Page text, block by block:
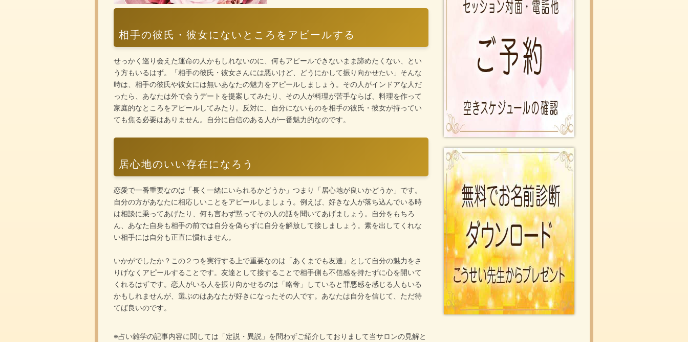
相手の彼氏・彼女にないところをアピールする
せっかく巡り会えた運命の人かもしれないのに、何もアピールできないまま諦めたくない、とい
う方もいるはず。「相手の彼氏・彼女さんには悪いけど、どうにかして振り向かせたい」そんな
時は、相手の彼氏や彼女には無いあなたの魅力をアピールしましょう。その人がインドアな人だ
ったら、あなたは外で会うデートを提案してみたり、その人が料理が苦手ならば、料理を作って
家庭的なところをアピールしてみたり。反対に、自分にないものを相手の彼氏・彼女が持ってい
ても焦る必要はありません。自分に自信のある人が一番魅力的なのです。
居心地のいい存在になろう
恋愛で一番重要なのは「長く一緒にいられるかどうか」つまり「居心地が良いかどうか」です。
自分の方があなたに相応しいことをアピールしましょう。例えば、好きな人が落ち込んでいる時
は相談に乗ってあげたり、何も言わず黙ってその人の話を聞いてあげましょう。自分をもちろ
ん、あなた自身も相手の前では自分を偽らずに自分を解放して接しましょう。素を出してくれな
い相手には自分も正直に慣れません。
いかがでしたか？この２つを実行する上で重要なのは「あくまでも友達」として自分の魅力をさ
りげなくアピールすることです。友達として接することで相手側も不信感を持たずに心を開いて
くれるはずです。恋人がいる人を振り向かせるのは「略奪」していると罪悪感を感じる人もいる
かもしれませんが、選ぶのはあなたが好きになったその人です。あなたは自分を信じて、ただ待
てば良いのです。
※占い雑学の記事内容に関しては「定説・異説」を問わずご紹介しておりまして当サロンの見解と